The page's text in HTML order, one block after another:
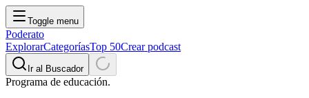
Toggle menu
Poderato
ExplorarCategoríasTop 50Crear podcast
Ir al Buscador
Programa de educación.